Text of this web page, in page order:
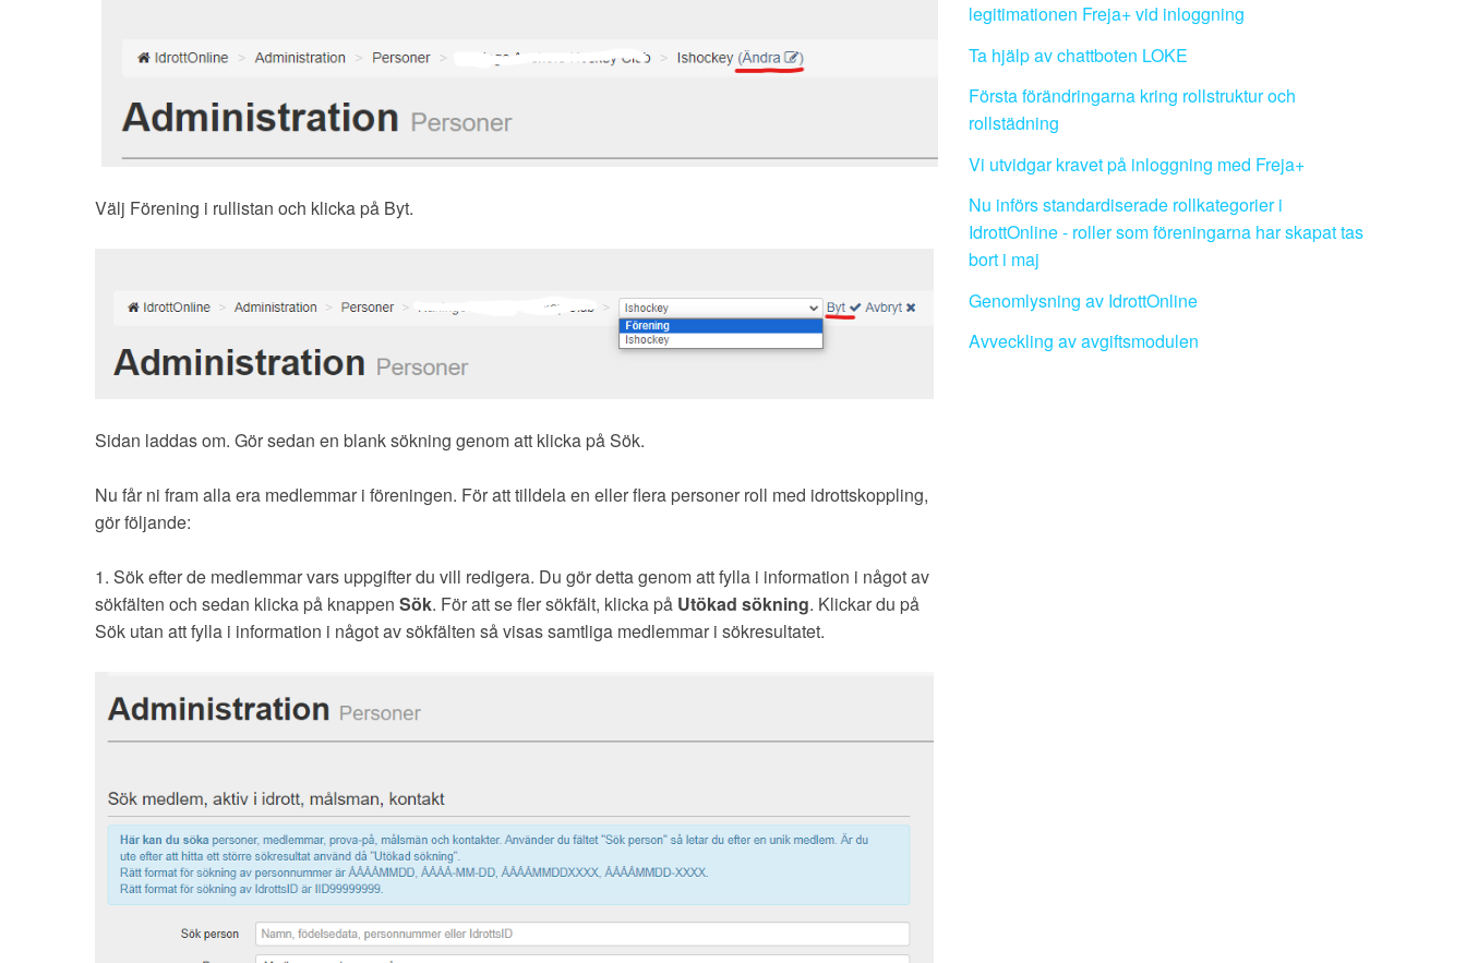
Välj Förening i rullistan och klicka på Byt.
Sidan laddas om. Gör sedan en blank sökning genom att klicka på Sök.
Nu får ni fram alla era medlemmar i föreningen. För att tilldela en eller flera personer roll med idrottskoppling,
gör följande:
1. Sök efter de medlemmar vars uppgifter du vill redigera. Du gör detta genom att fylla i information i något av
sökfälten och sedan klicka på knappen Sök. För att se fler sökfält, klicka på Utökad sökning. Klickar du på
Sök utan att fylla i information i något av sökfälten så visas samtliga medlemmar i sökresultatet.
legitimationen Freja+ vid inloggning
Ta hjälp av chattboten LOKE
Första förändringarna kring rollstruktur och
rollstädning
Vi utvidgar kravet på inloggning med Freja+
Nu införs standardiserade rollkategorier i
IdrottOnline - roller som föreningarna har skapat tas
bort i maj
Genomlysning av IdrottOnline
Avveckling av avgiftsmodulen